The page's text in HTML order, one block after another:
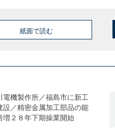
紙面で読む
電機製作所／福島市に新工
設／精密金属加工部品の能
増２８年下期操業開始